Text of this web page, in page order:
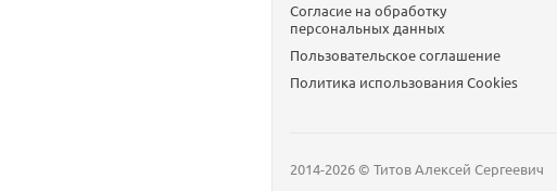
Согласие на обработку
персональных данных
Пользовательское соглашение
Политика использования Сookies
2014-2026 © Титов Алексей Сергеевич